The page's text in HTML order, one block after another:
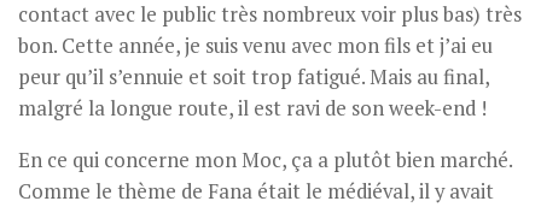
contact avec le public très nombreux voir plus bas) très
bon. Cette année, je suis venu avec mon fils et j’ai eu
peur qu’il s’ennuie et soit trop fatigué. Mais au final,
malgré la longue route, il est ravi de son week-end !
En ce qui concerne mon Moc, ça a plutôt bien marché.
Comme le thème de Fana était le médiéval, il y avait